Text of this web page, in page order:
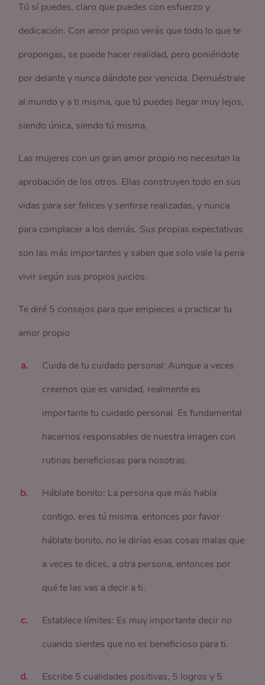
Tú sí puedes, claro que puedes con esfuerzo y
dedicación. Con amor propio verás que todo lo que te
propongas, se puede hacer realidad, pero poniéndote
por delante y nunca dándote por vencida. Demuéstrale
al mundo y a ti misma, que tú puedes llegar muy lejos,
siendo única, siendo tú misma.
Las mujeres con un gran amor propio no necesitan la
aprobación de los otros. Ellas construyen todo en sus
vidas para ser felices y sentirse realizadas, y nunca
para complacer a los demás. Sus propias expectativas
son las más importantes y saben que solo vale la pena
vivir según sus propios juicios.
Te diré 5 consejos para que empieces a practicar tu
amor propio
Cuida de tu cuidado personal: Aunque a veces
creemos que es vanidad, realmente es
importante tu cuidado personal. Es fundamental
hacernos responsables de nuestra imagen con
rutinas beneficiosas para nosotras.
Háblate bonito: La persona que más habla
contigo, eres tú misma, entonces por favor
háblate bonito, no le dirías esas cosas malas que
a veces te dices, a otra persona, entonces por
qué te las vas a decir a ti.
Establece límites: Es muy importante decir no
cuando sientes que no es beneficioso para ti.
Escribe 5 cualidades positivas, 5 logros y 5